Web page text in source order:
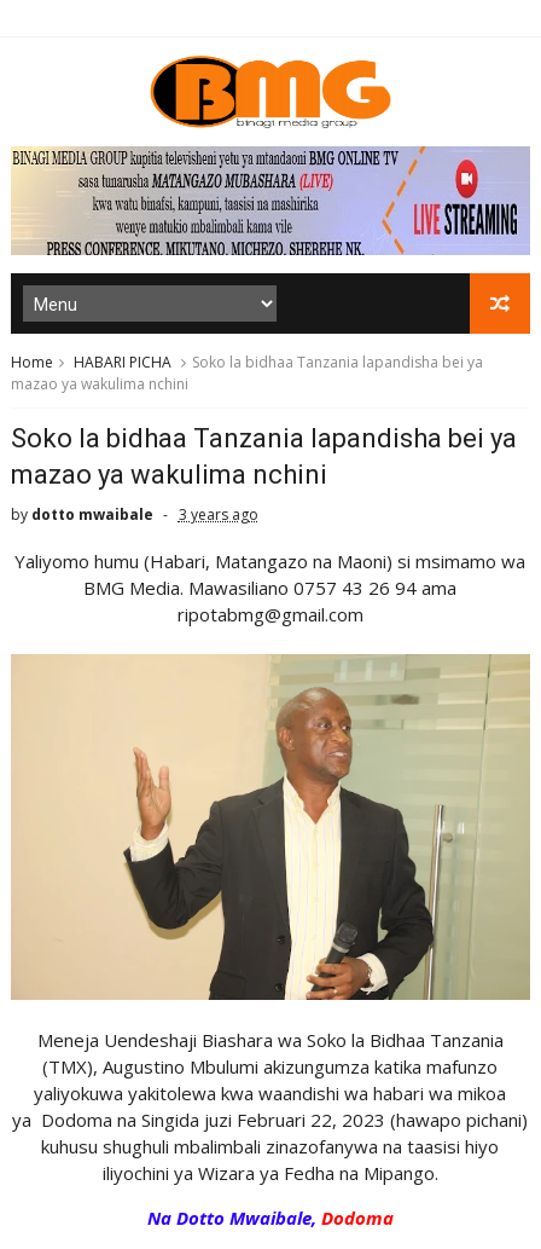
Home HABARI PICHA
Soko la bidhaa Tanzania lapandisha bei ya
mazao ya wakulima nchini
Soko la bidhaa Tanzania lapandisha bei ya
mazao ya wakulima nchini
by dotto mwaibale 3 years ago
Yaliyomo humu (Habari, Matangazo na Maoni) si msimamo wa
BMG Media. Mawasiliano 0757 43 26 94 ama
ripotabmg@gmail.com
Meneja Uendeshaji Biashara wa Soko la Bidhaa Tanzania
(TMX), Augustino Mbulumi akizungumza katika mafunzo
yaliyokuwa yakitolewa kwa waandishi wa habari wa mikoa
ya Dodoma na Singida juzi Februari 22, 2023 (hawapo pichani)
kuhusu shughuli mbalimbali zinazofanywa na taasisi hiyo
iliyochini ya Wizara ya Fedha na Mipango.
Na Dotto Mwaibale, Dodoma